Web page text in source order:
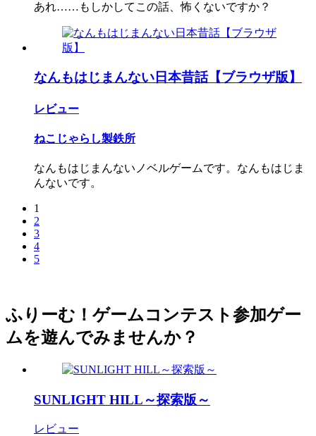
あれ……もしかしてこの話、怖くないですか？
なんもはじまんない日本昔話【ブラウザ版】
レビュー
ねこじゃらし製鉄所
なんもはじまんないノベルゲームです。なんもはじま
んないです。
1
2
3
4
5
ふりーむ！ゲームコンテスト参加ゲー
ムを遊んでみませんか？
SUNLIGHT HILL～探索版～
レビュー